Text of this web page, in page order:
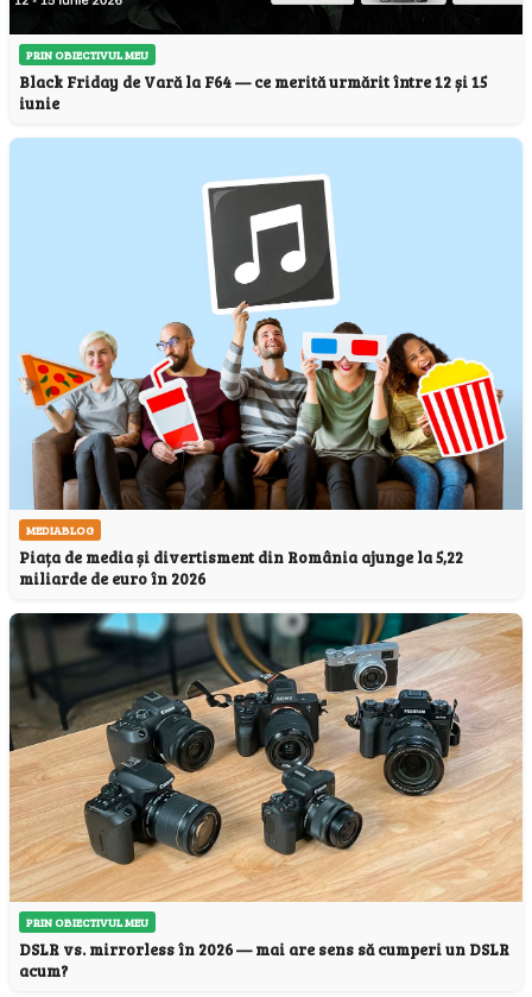
PRIN OBIECTIVUL MEU
Black Friday de Vară la F64 — ce merită urmărit între 12 și 15
iunie
MEDIABLOG
Piața de media și divertisment din România ajunge la 5,22
miliarde de euro în 2026
PRIN OBIECTIVUL MEU
DSLR vs. mirrorless în 2026 — mai are sens să cumperi un DSLR
acum?